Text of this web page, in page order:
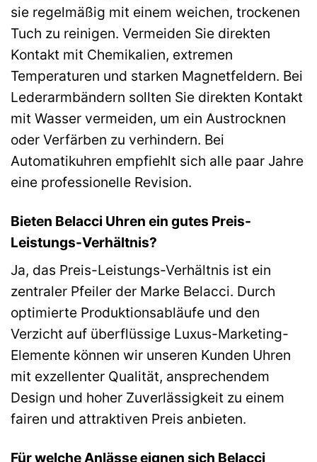
sie regelmäßig mit einem weichen, trockenen
Tuch zu reinigen. Vermeiden Sie direkten
Kontakt mit Chemikalien, extremen
Temperaturen und starken Magnetfeldern. Bei
Lederarmbändern sollten Sie direkten Kontakt
mit Wasser vermeiden, um ein Austrocknen
oder Verfärben zu verhindern. Bei
Automatikuhren empfiehlt sich alle paar Jahre
eine professionelle Revision.
Bieten Belacci Uhren ein gutes Preis-
Leistungs-Verhältnis?
Ja, das Preis-Leistungs-Verhältnis ist ein
zentraler Pfeiler der Marke Belacci. Durch
optimierte Produktionsabläufe und den
Verzicht auf überflüssige Luxus-Marketing-
Elemente können wir unseren Kunden Uhren
mit exzellenter Qualität, ansprechendem
Design und hoher Zuverlässigkeit zu einem
fairen und attraktiven Preis anbieten.
Für welche Anlässe eignen sich Belacci